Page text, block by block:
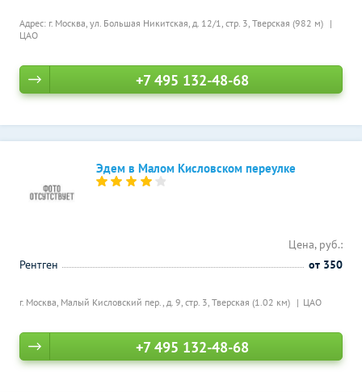
Адрес: г. Москва, ул. Большая Никитская, д. 12/1, стр. 3, Тверская (982 м)
ЦАО
+7 495 132-48-68
Эдем в Малом Кисловском переулке
г. Москва, Малый Кисловский пер., д. 9, стр. 3, Тверская (1.02 км) ЦАО
Цена, руб.:
Рентген
от 350
+7 495 132-48-68